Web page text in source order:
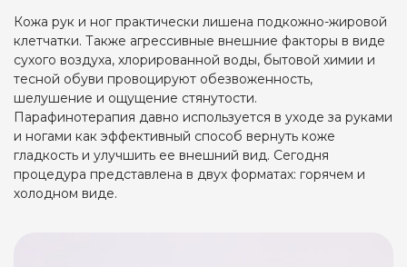
Кожа рук и ног практически лишена подкожно-жировой
клетчатки. Также агрессивные внешние факторы в виде
сухого воздуха, хлорированной воды, бытовой химии и
тесной обуви провоцируют обезвоженность,
шелушение и ощущение стянутости.
Парафинотерапия давно используется в уходе за руками
и ногами как эффективный способ вернуть коже
гладкость и улучшить ее внешний вид. Сегодня
процедура представлена в двух форматах: горячем и
холодном виде.